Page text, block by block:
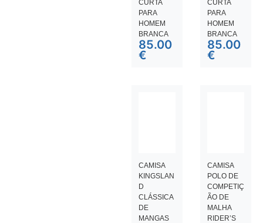
CURTA
PARA
HOMEM
BRANCA
85.00
€
CURTA
PARA
HOMEM
BRANCA
85.00
€
CAMISA
KINGSLAN
D
CLÁSSICA
DE
MANGAS
CAMISA
POLO DE
COMPETIÇ
ÃO DE
MALHA
RIDER’S